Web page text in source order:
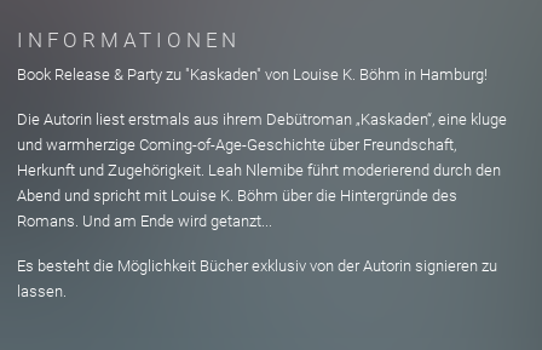
INFORMATIONEN
Book Release & Party zu "Kaskaden" von Louise K. Böhm in Hamburg!
Die Autorin liest erstmals aus ihrem Debütroman „Kaskaden“, eine kluge
und warmherzige Coming-of-Age-Geschichte über Freundschaft,
Herkunft und Zugehörigkeit. Leah Nlemibe führt moderierend durch den
Abend und spricht mit Louise K. Böhm über die Hintergründe des
Romans. Und am Ende wird getanzt...
Es besteht die Möglichkeit Bücher exklusiv von der Autorin signieren zu
lassen.